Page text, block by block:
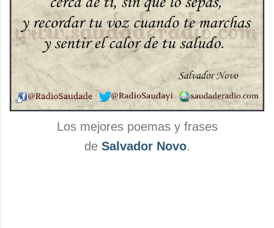
Los mejores poemas y frases
de Salvador Novo.